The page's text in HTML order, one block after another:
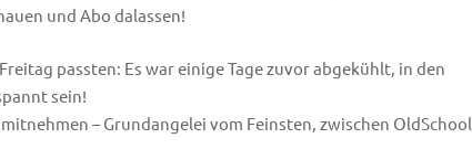
und Abo dalassen!
passten: Es war einige Tage zuvor abgekühlt, in den
sein!
– Grundangelei vom Feinsten, zwischen OldSchool